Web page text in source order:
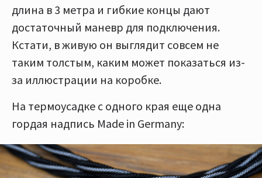
длина в 3 метра и гибкие концы дают
достаточный маневр для подключения.
Кстати, в живую он выглядит совсем не
таким толстым, каким может показаться из-
за иллюстрации на коробке.
На термоусадке с одного края еще одна
гордая надпись Made in Germany: